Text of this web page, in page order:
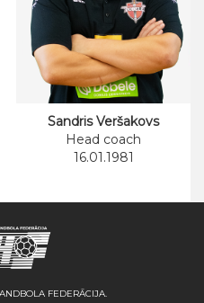
Sandris Veršakovs
Head coach
16.01.1981
FEDERĀCIJA.